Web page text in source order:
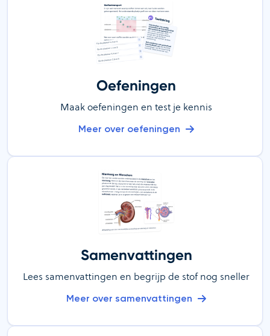
Oefeningen
Maak oefeningen en test je kennis
Meer over oefeningen
Samenvattingen
Lees samenvattingen en begrijp de stof nog sneller
Meer over samenvattingen